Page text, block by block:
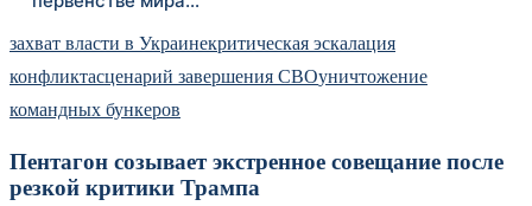
захват власти в Украинекритическая эскалация
конфликтасценарий завершения СВОуничтожение
командных бункеров
Пентагон созывает экстренное совещание после
резкой критики Трампа